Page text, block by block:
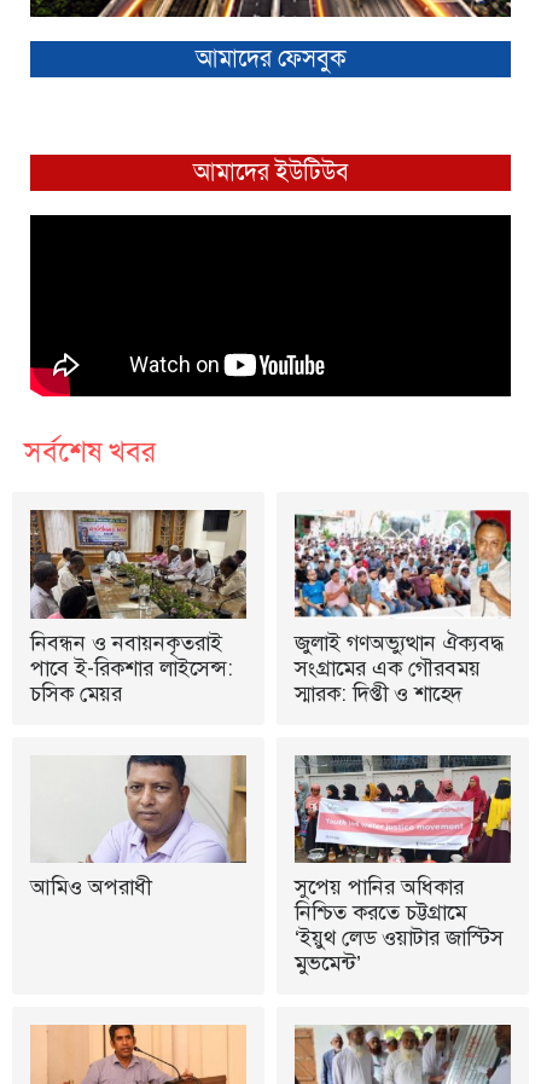
আমাদের ফেসবুক
আমাদের ইউটিউব
সর্বশেষ খবর
নিবন্ধন ও নবায়নকৃতরাই
পাবে ই-রিকশার লাইসেন্স:
চসিক মেয়র
জুলাই গণঅভ্যুত্থান ঐক্যবদ্ধ
সংগ্রামের এক গৌরবময়
স্মারক: দিপ্তী ও শাহেদ
আমিও অপরাধী
সুপেয় পানির অধিকার
নিশ্চিত করতে চট্টগ্রামে
‘ইয়ুথ লেড ওয়াটার জাস্টিস
মুভমেন্ট’